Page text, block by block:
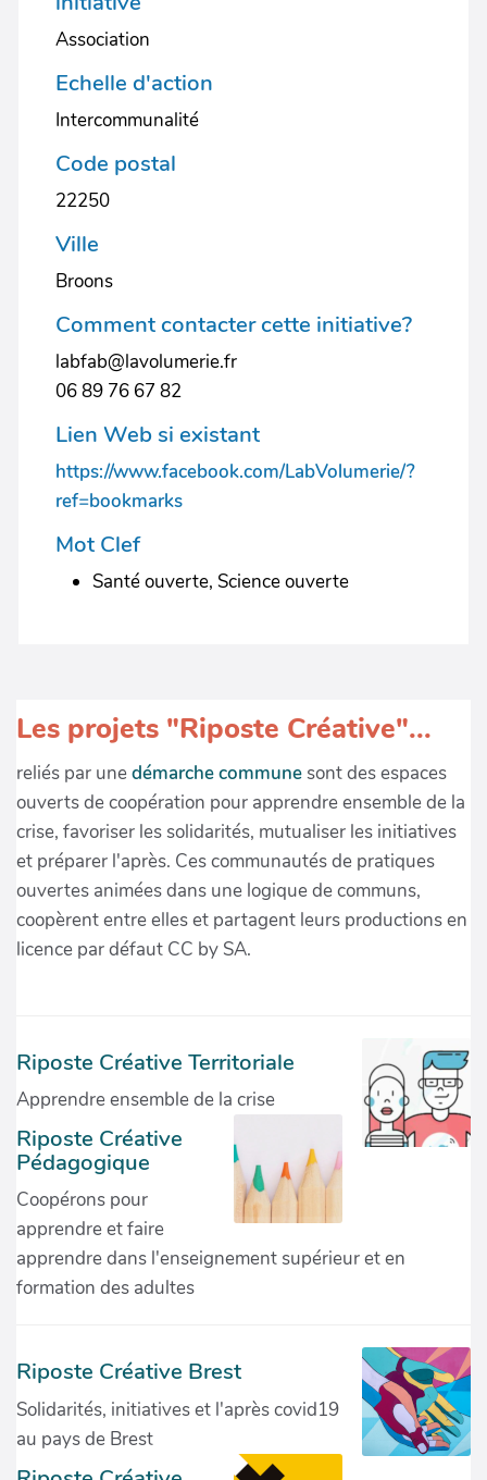
Association
Echelle d'action
Intercommunalité
Code postal
22250
Ville
Broons
Comment contacter cette initiative?
labfab@lavolumerie.fr
06 89 76 67 82
Lien Web si existant
https://www.facebook.com/LabVolumerie/?
ref=bookmarks
Mot Clef
Santé ouverte, Science ouverte